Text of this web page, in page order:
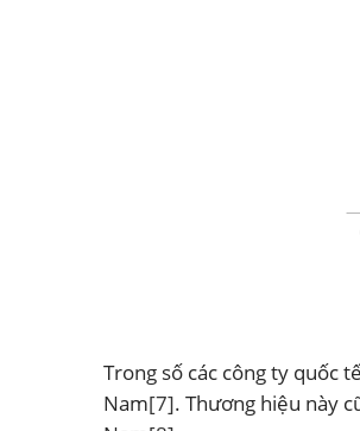
Trong số các công ty quốc
Nam[7]. Thương hiệu này